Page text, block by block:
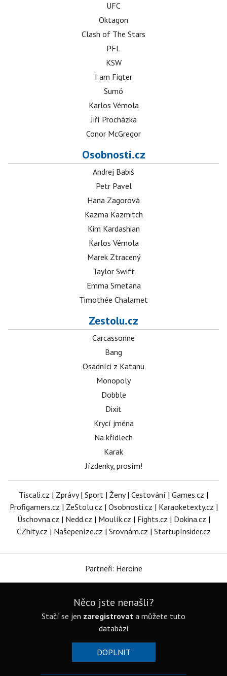
UFC
Oktagon
Clash of The Stars
PFL
KSW
I am Figter
Sumó
Karlos Vémola
Jiří Procházka
Conor McGregor
Osobnosti.cz
Andrej Babiš
Petr Pavel
Hana Zagorová
Kazma Kazmitch
Kim Kardashian
Karlos Vémola
Marek Ztracený
Taylor Swift
Emma Smetana
Timothée Chalamet
Zestolu.cz
Carcassonne
Bang
Osadníci z Katanu
Monopoly
Dobble
Dixit
Krycí jména
Na křídlech
Karak
Jízdenky, prosím!
Tiscali.cz | Zprávy| Sport | Ženy| Cestování | Games.cz |
Profigamers.cz | ZeStolu.cz | Osobnosti.cz | Karaoketexty.cz |
Úschovna.cz | Nedd.cz | Moulík.cz | Fights.cz | Dokina.cz |
CZhity.cz | Našepeníze.cz | Srovnám.cz | StartupInsider.cz
Partneři: Heroine
Něco jste nenašli?
Stačí se jen zaregistrovat a můžete tuto
databázi
DOPLNIT